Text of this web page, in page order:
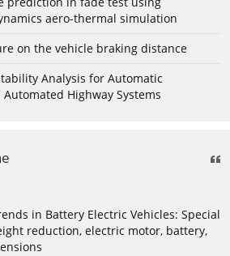
aero-thermal simulation
on the vehicle braking distance
Analysis for Automatic
Highway Systems
in Battery Electric Vehicles: Special
reduction, electric motor, battery,